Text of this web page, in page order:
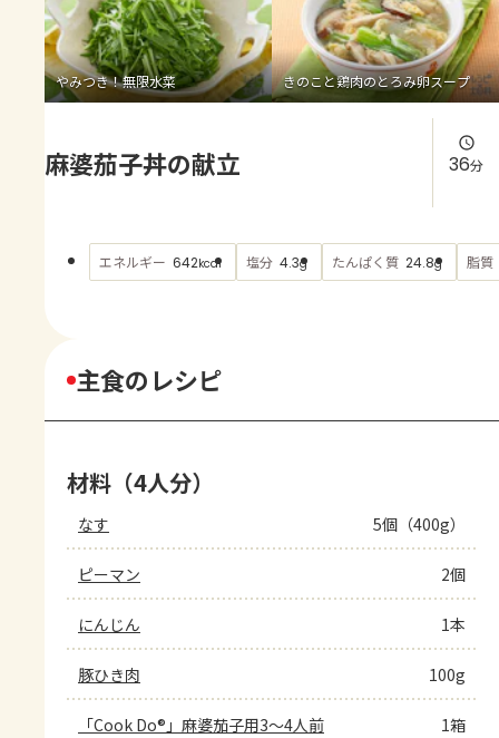
よくあるお問い合わせ
お買い物
AJINOMOTO PARK とは
やみつき！無限水菜 きのこと鶏肉のとろみ卵スープ
麻婆茄子丼の献立 36分
エネルギー 642kcal 塩分 4.3g たんぱく質 24.8g 脂質
主食のレシピ
材料（4人分）
なす 5個（400g）
ピーマン 2個
にんじん 1本
豚ひき肉 100g
「Cook Do®」麻婆茄子用3～4人前 1箱